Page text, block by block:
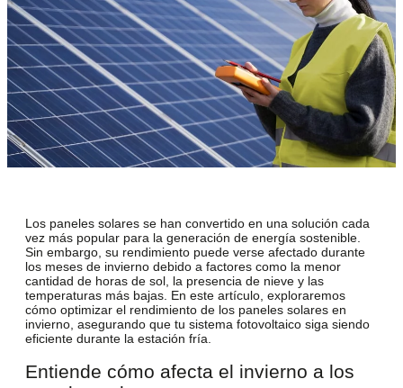
Los paneles solares se han convertido en una solución cada
vez más popular para la generación de energía sostenible.
Sin embargo, su rendimiento puede verse afectado durante
los meses de invierno debido a factores como la menor
cantidad de horas de sol, la presencia de nieve y las
temperaturas más bajas. En este artículo, exploraremos
cómo optimizar el rendimiento de los paneles solares en
invierno , asegurando que tu sistema fotovoltaico siga siendo
eficiente durante la estación fría.
Entiende cómo afecta el invierno a los